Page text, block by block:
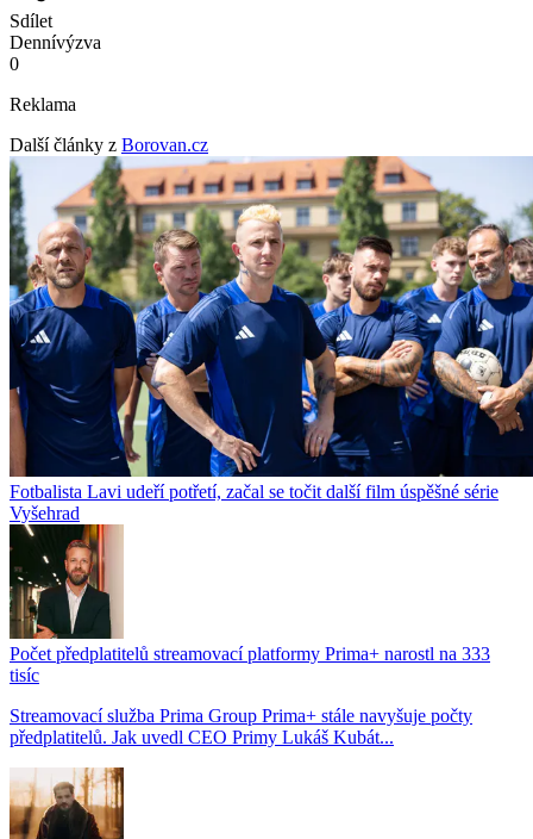
Sdílet
Dennívýzva
0
Reklama
Další články z Borovan.cz
Fotbalista Lavi udeří potřetí, začal se točit další film úspěšné série
Vyšehrad
Počet předplatitelů streamovací platformy Prima+ narostl na 333
tisíc
Streamovací služba Prima Group Prima+ stále navyšuje počty
předplatitelů. Jak uvedl CEO Primy Lukáš Kubát...